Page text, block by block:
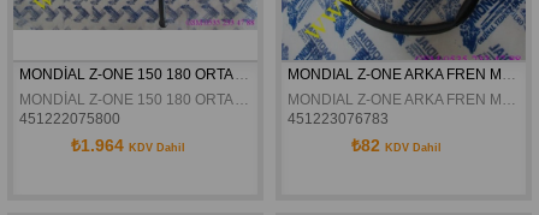
MONDİAL Z-ONE 150 180 ORTA AYAK SEHPA ORJİNAL
MONDİAL Z-ONE 150 180 ORTA AYAK SEHPA ORJİNAL
451222075800
₺1.964 KDV Dahil
MONDIAL Z-ONE ARKA FREN MUSÜRÜ ORJINAL
MONDIAL Z-ONE ARKA FREN MUSÜRÜ ORJINAL
451223076783
₺82 KDV Dahil